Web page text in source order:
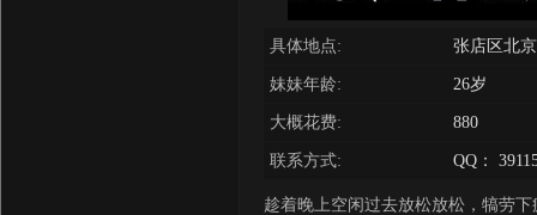
具体地点: 张店区北
妹妹年龄: 26岁
大概花费: 880
联系方式: QQ：
趁着晚上空闲过去放松放松，犒劳